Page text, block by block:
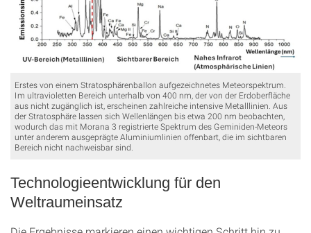
Erstes von einem Stratosphärenballon aufgezeichnetes Meteorspektrum.
Im ultravioletten Bereich unterhalb von 400 nm, der von der Erdoberfläche
aus nicht zugänglich ist, erscheinen zahlreiche intensive Metalllinien. Aus
der Stratosphäre lassen sich Wellenlängen bis etwa 200 nm beobachten,
wodurch das mit Morana 3 registrierte Spektrum des Geminiden‑Meteors
unter anderem ausgeprägte Aluminiumlinien offenbart, die im sichtbaren
Bereich nicht nachweisbar sind.
Technologieentwicklung für den
Weltraumeinsatz